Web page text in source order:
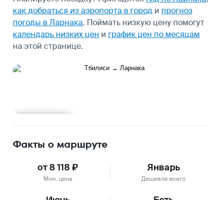
как добраться из аэропорта в город и прогноз
погоды в Ларнака. Поймать низкую цену помогут
календарь низких цен и график цен по месяцам
на этой странице.
Факты о маршруте
от 8 118 ₽
Мин. цена
Январь
Дешевле всего